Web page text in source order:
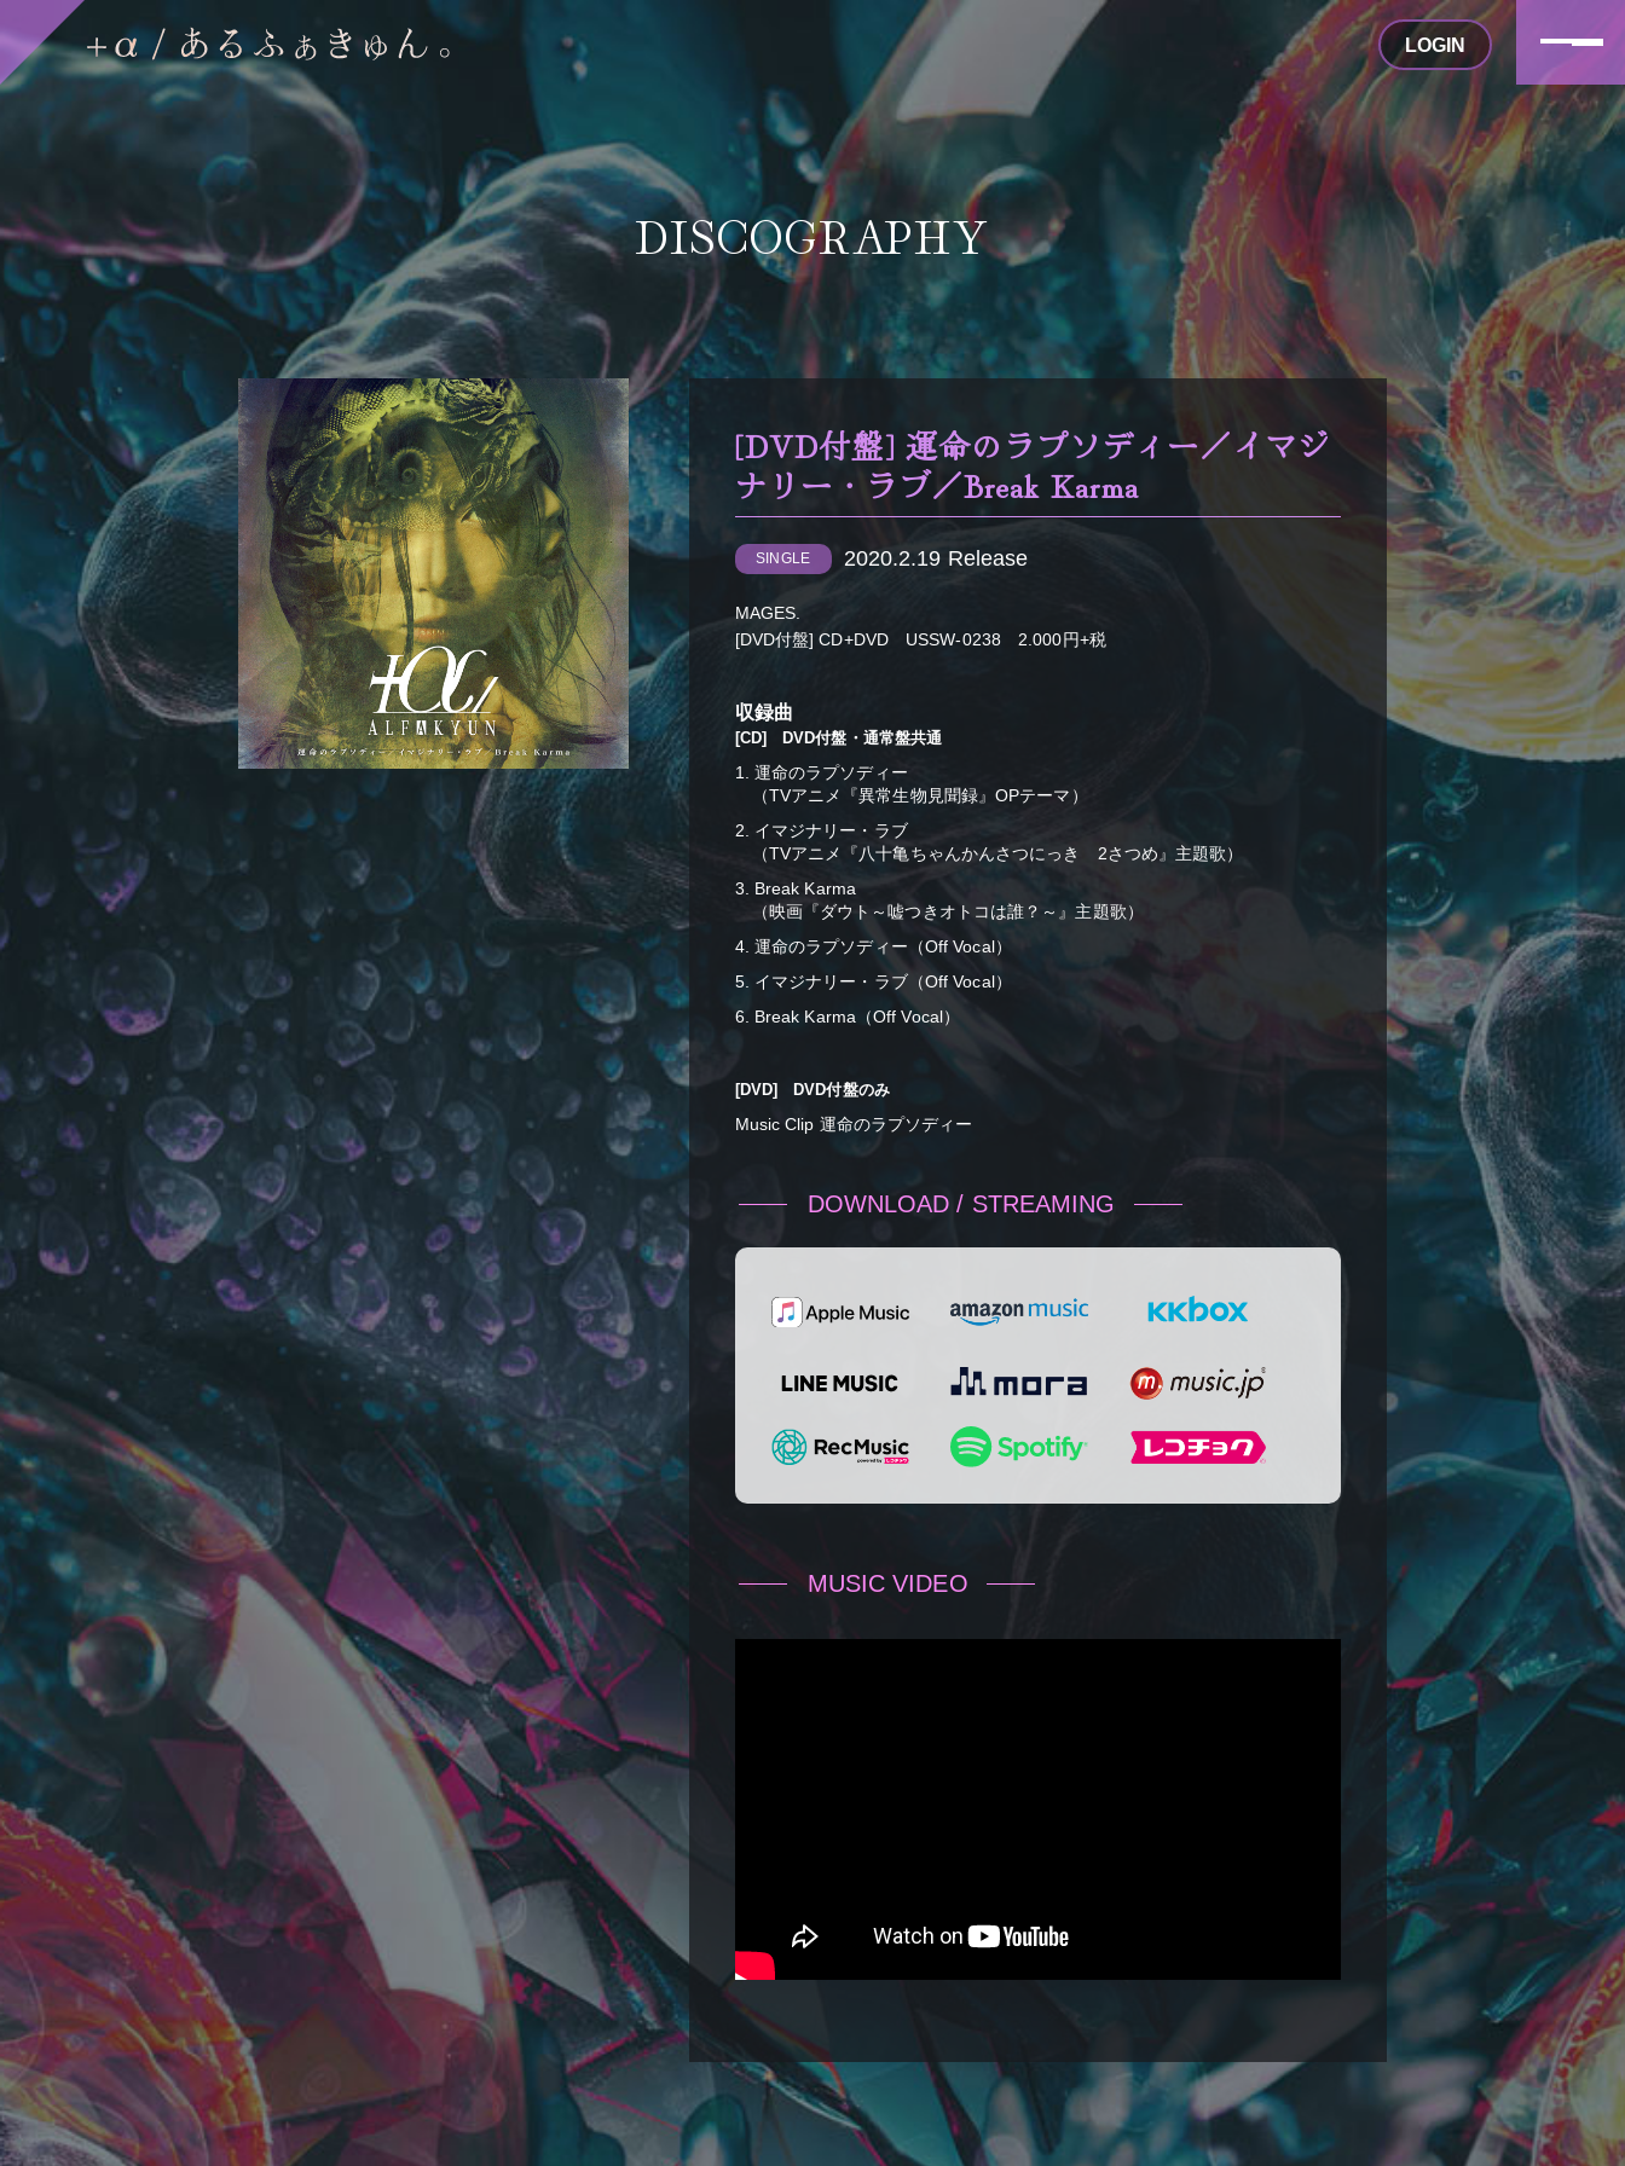
LOGIN
＋α／Cluster.
DISCOGRAPHY
[DVD付盤] 運命のラプソディー／イマジ
ナリー・ラブ／Break Karma
SINGLE 2020.2.19 Release
MAGES.
[DVD付盤] CD+DVD USSW-0238 2.000円+税
収録曲
[CD] DVD付盤・通常盤共通
1. 運命のラプソディー
（TVアニメ『異常生物見聞録』OPテーマ）
2. イマジナリー・ラブ
（TVアニメ『八十亀ちゃんかんさつにっき 2さつめ』主題歌）
3. Break Karma
（映画『ダウト～嘘つきオトコは誰？～』主題歌）
4. 運命のラプソディー（Off Vocal）
5. イマジナリー・ラブ（Off Vocal）
6. Break Karma（Off Vocal）
[DVD] DVD付盤のみ
Music Clip 運命のラプソディー
DOWNLOAD / STREAMING
MUSIC VIDEO